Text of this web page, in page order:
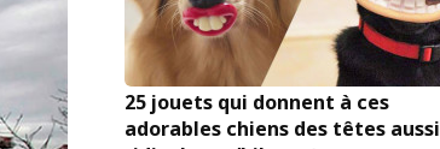
25 jouets qui donnent à ces
adorables chiens des têtes aussi